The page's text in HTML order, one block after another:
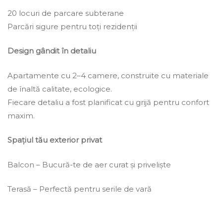
20 locuri de parcare subterane
Parcări sigure pentru toți rezidenții
Design gândit în detaliu
Apartamente cu 2–4 camere, construite cu materiale
de înaltă calitate, ecologice.
Fiecare detaliu a fost planificat cu grijă pentru confort
maxim.
Spațiul tău exterior privat
Balcon – Bucură-te de aer curat și priveliște
Terasă – Perfectă pentru serile de vară